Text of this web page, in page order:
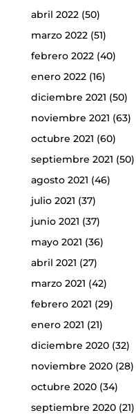
abril 2022(50)
marzo 2022(51)
febrero 2022(40)
enero 2022(16)
diciembre 2021 (50)
noviembre 2021 (63)
octubre 2021 (60)
septiembre 2021 (50)
agosto 2021 (46)
julio 2021 (37)
junio 2021 (37)
mayo 2021 (36)
abril 2021 (27)
marzo 2021 (42)
febrero 2021 (29)
enero 2021 (21)
diciembre 2020(32)
noviembre 2020(28)
octubre 2020(34)
septiembre 2020(21)